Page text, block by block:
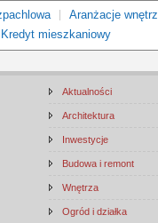
Aranżacje wnętrz
Kredyt mieszkaniowy
Aktualności
Architektura
Inwestycje
Budowa i remont
Wnętrza
Ogród i działka